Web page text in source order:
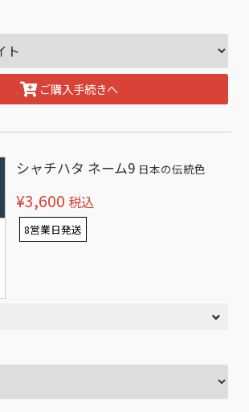
ご購入手続きへ
シャチハタ ネーム9 日本の伝統色
¥3,600 税込
8営業日発送